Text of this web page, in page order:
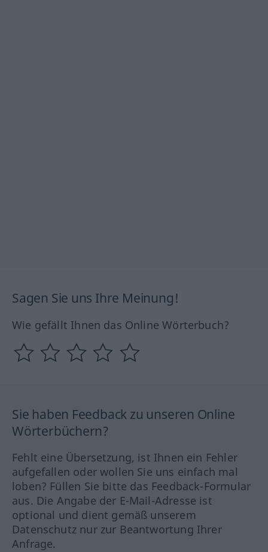
Sagen Sie uns Ihre Meinung!
Wie gefällt Ihnen das Online Wörterbuch?
Sie haben Feedback zu unseren Online
Wörterbüchern?
Fehlt eine Übersetzung, ist Ihnen ein Fehler
aufgefallen oder wollen Sie uns einfach mal
loben? Füllen Sie bitte das Feedback-Formular
aus. Die Angabe der E-Mail-Adresse ist
optional und dient gemäß unserem
Datenschutz nur zur Beantwortung Ihrer
Anfrage.